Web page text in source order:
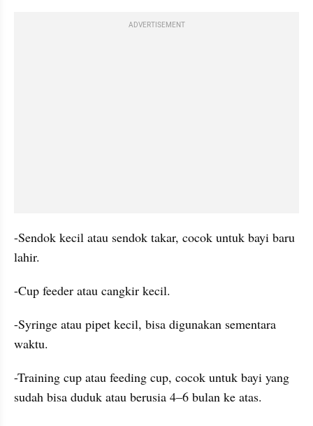
ADVERTISEMENT
-Sendok kecil atau sendok takar, cocok untuk bayi baru
lahir.
-Cup feeder atau cangkir kecil.
-Syringe atau pipet kecil, bisa digunakan sementara
waktu.
-Training cup atau feeding cup, cocok untuk bayi yang
sudah bisa duduk atau berusia 4–6 bulan ke atas.